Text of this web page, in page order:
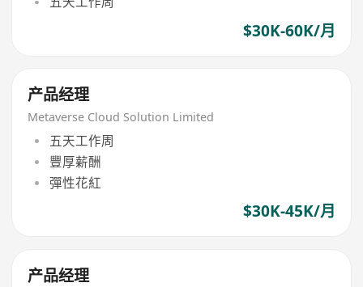
$30K-60K/月
产品经理
Metaverse Cloud Solution Limited
五天工作周
豐厚薪酬
彈性花紅
$30K-45K/月
产品经理